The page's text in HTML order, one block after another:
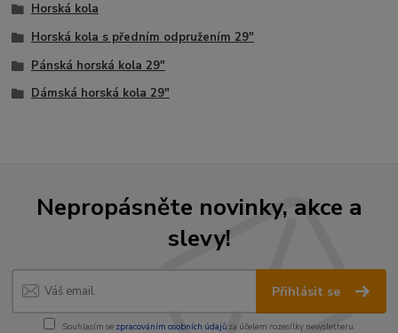
Horská kola
Horská kola s předním odpružením 29"
Pánská horská kola 29"
Dámská horská kola 29"
Nepropásněte novinky, akce a
slevy!
Přihlásit se
Souhlasím se zpracováním osobních údajůza účelem rozesílky newsletteru.